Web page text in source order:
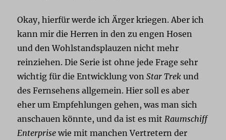
Okay, hierfür werde ich Ärger kriegen. Aber ich
kann mir die Herren in den zu engen Hosen
und den Wohlstandsplauzen nicht mehr
reinziehen. Die Serie ist ohne jede Frage sehr
wichtig für die Entwicklung vonStar Trek und
des Fernsehens allgemein. Hier soll es aber
eher um Empfehlungen gehen, was man sich
anschauen könnte, und da ist es mitRaumschiff
Enterprise wie mit manchen Vertretern der